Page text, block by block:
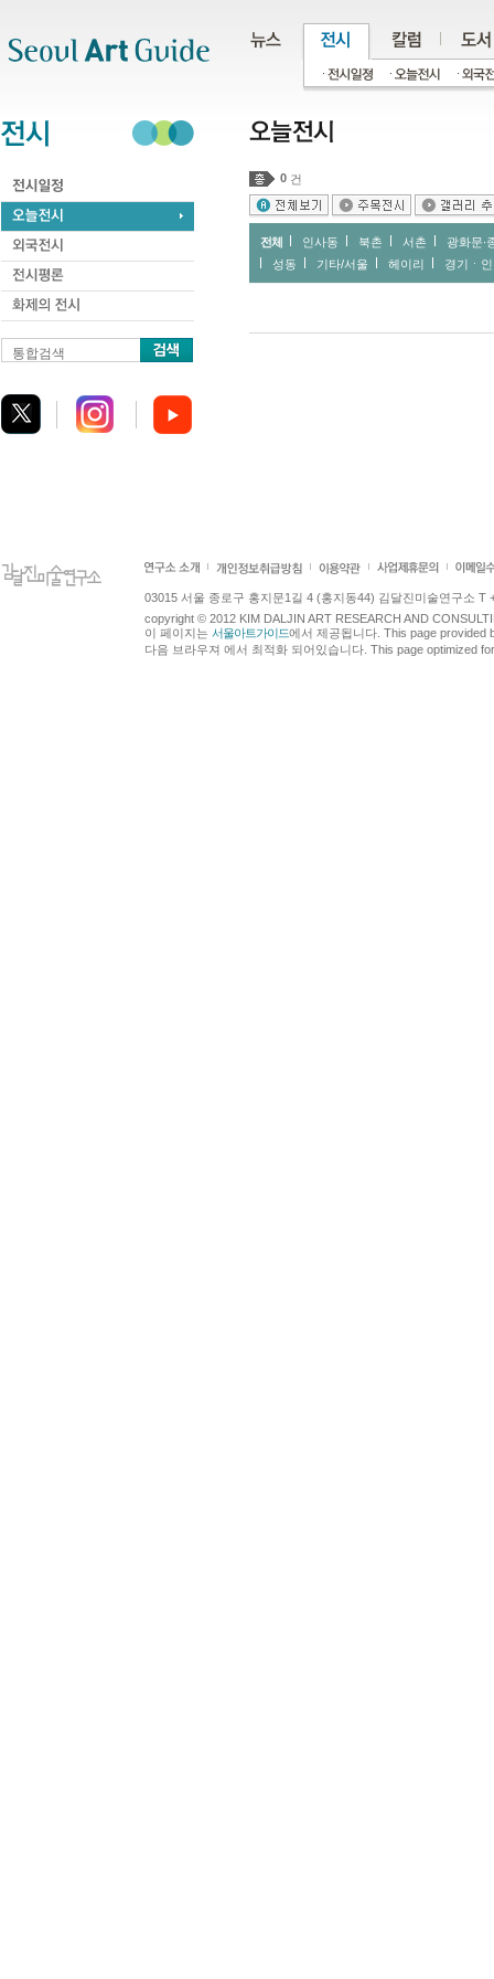
통합검색
0 건
전체 인사동 북촌 서촌
광화문∙
성동
기타/서울 헤이리 경기ㆍ
03015 서울 종로구 홍지문1길 4 (홍지동44) 김달진미술연구소 T
copyright © 2012 KIM DALJIN ART RESEARCH AND
이 페이지는 서울아트가이드에서 제공됩니다. This page provided
다음 브라우져 에서 최적화 되어있습니다. This page optimized